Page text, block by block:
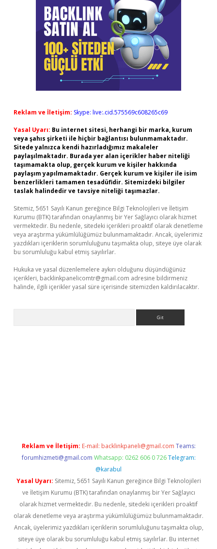
Reklam ve İletişim: Skype: live:.cid.575569c608265c69
Yasal Uyarı: Bu internet sitesi, herhangi bir marka, kurum
veya şahıs şirketi ile hiçbir bağlantısı bulunmamaktadır.
Sitede yalnızca kendi hazırladığımız makaleler
paylaşılmaktadır. Burada yer alan içerikler haber niteliği
taşımamakta olup, gerçek kurum ve kişiler hakkında
paylaşım yapılmamaktadır. Gerçek kurum ve kişiler ile isim
benzerlikleri tamamen tesadüfidir. Sitemizdeki bilgiler
taslak halindedir ve tavsiye niteliği taşımazlar.
Sitemiz, 5651 Sayılı Kanun gereğince Bilgi Teknolojileri ve İletişim
Kurumu (BTK) tarafından onaylanmış bir Yer Sağlayıcı olarak hizmet
vermektedir. Bu nedenle, sitedeki içerikleri proaktif olarak denetleme
veya araştırma yükümlülüğümüz bulunmamaktadır. Ancak, üyelerimiz
yazdıkları içeriklerin sorumluluğunu taşımakta olup, siteye üye olarak
bu sorumluluğu kabul etmiş sayılırlar.
Hukuka ve yasal düzenlemelere aykırı olduğunu düşündüğünüz
içerikleri, backlinkpanelicomtr@gmail.com adresine bildirmeniz
halinde, ilgili içerikler yasal süre içerisinde sitemizden kaldırılacaktır.
Reklam ve İletişim: E-mail: backlinkpaneli@gmail.com Teams:
forumhizmeti@gmail.com Whatsapp: 0262 606 0 726 Telegram:
@karabul
Yasal Uyarı: Sitemiz, 5651 Sayılı Kanun gereğince Bilgi Teknolojileri
ve İletişim Kurumu (BTK) tarafından onaylanmış bir Yer Sağlayıcı
olarak hizmet vermektedir. Bu nedenle, sitedeki içerikleri proaktif
olarak denetleme veya araştırma yükümlülüğümüz bulunmamaktadır.
Ancak, üyelerimiz yazdıkları içeriklerin sorumluluğunu taşımakta olup,
siteye üye olarak bu sorumluluğu kabul etmiş sayılırlar. Bu internet